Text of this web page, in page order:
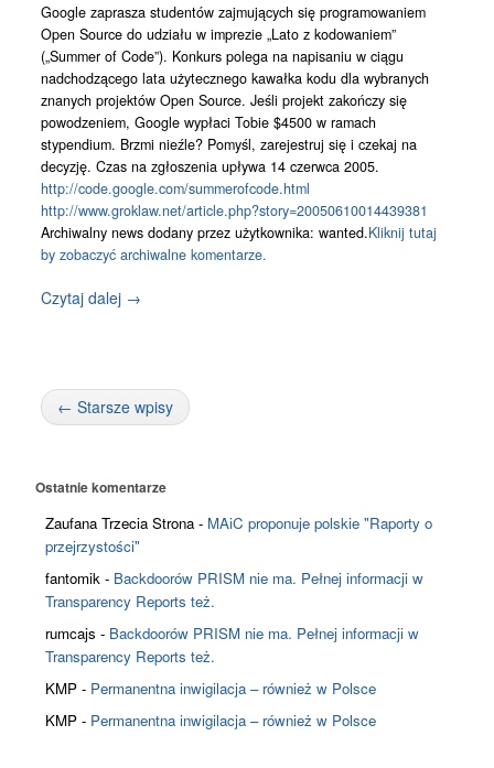
Google zaprasza studentów zajmujących się programowaniem
Open Source do udziału w imprezie „Lato z kodowaniem”
(„Summer of Code”). Konkurs polega na napisaniu w ciągu
nadchodzącego lata użytecznego kawałka kodu dla wybranych
znanych projektów Open Source. Jeśli projekt zakończy się
powodzeniem, Google wypłaci Tobie $4500 w ramach
stypendium. Brzmi nieźle? Pomyśl, zarejestruj się i czekaj na
decyzję. Czas na zgłoszenia upływa 14 czerwca 2005.
http://code.google.com/summerofcode.html
http://www.groklaw.net/article.php?story=20050610014439381
Archiwalny news dodany przez użytkownika: wanted.Kliknij tutaj
by zobaczyć archiwalne komentarze.
Czytaj dalej →
← Starsze wpisy
Ostatnie komentarze
Zaufana Trzecia Strona - MAiC proponuje polskie "Raporty o
przejrzystości"
fantomik - Backdoorów PRISM nie ma. Pełnej informacji w
Transparency Reports też.
rumcajs - Backdoorów PRISM nie ma. Pełnej informacji w
Transparency Reports też.
KMP - Permanentna inwigilacja – również w Polsce
KMP - Permanentna inwigilacja – również w Polsce